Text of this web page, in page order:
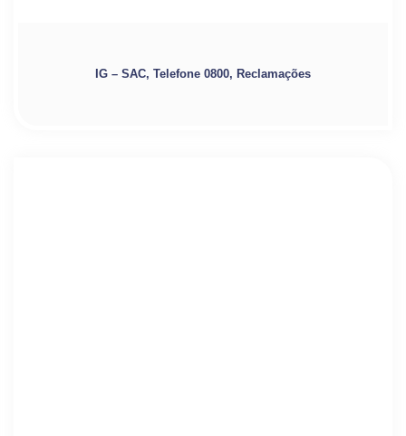
IG – SAC, Telefone 0800, Reclamações